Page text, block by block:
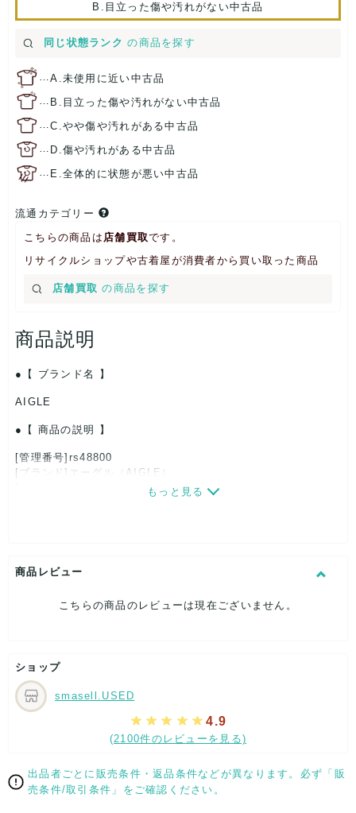
B.目立った傷や汚れがない中古品
同じ状態ランク の商品を探す
…A.未使用に近い中古品
… B.目立った傷や汚れがない中古品
…C.やや傷や汚れがある中古品
… D.傷や汚れがある中古品
… E.全体的に状態が悪い中古品
流通カテゴリー
こちらの商品は 店舗買取です。
リサイクルショップや古着屋が消費者から買い取った商品
店舗買取 の商品を探す
商品説明
【 ブランド名 】
AIGLE
【 商品の説明 】
[管理番号]rs48800
[ブランド]エーグル（AIGLE）
肩幅：約32cm
着丈：約56cm
[付属品]なし
こちらはUSED品になりますが、
特記する程のダメージはなく、状態良好なお品になります。
ダメージがある場合はできる限り、撮影しておりますので、
ご確認下さいませ。
【 サイズ・容量 】
表記サイズ：S
肩幅：約32cm
もっと見る
商品レビュー
こちらの商品のレビューは現在ございません。
ショップ
smasell.USED
4.9
(2100件のレビューを見る)
出品者ごとに販売条件・返品条件などが異なります。必ず「販
売条件/取引条件」をご確認ください。